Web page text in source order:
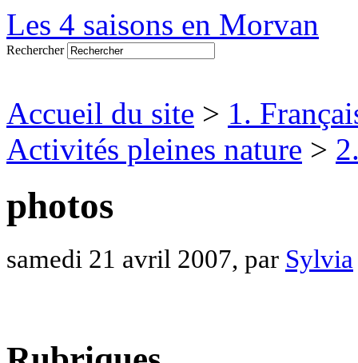
Les 4 saisons en Morvan
Rechercher
Accueil du site > 1.
Activités pleines nature >
photos
samedi 21 avril 2007, par Sylvia